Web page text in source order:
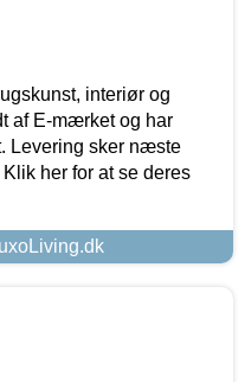
interiør og
af E-mærket og har
Levering sker næste
her for at se deres